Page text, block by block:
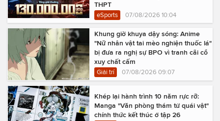
THPT
eSports 07/08/2026 10:04
Khung giờ khuya dậy sóng: Anime
"Nữ nhân vật tai mèo nghiện thuốc lá"
bị đưa ra nghị sự BPO vì tranh cãi cổ
xuy chất cấm
Giải trí 07/08/2026 09:07
Khép lại hành trình 10 năm rực rỡ:
Manga "Văn phòng thám tử quái vật"
chính thức kết thúc ở tập 26